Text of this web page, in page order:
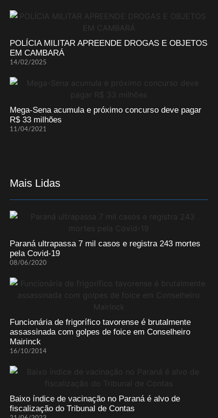
POLÍCIA MILITAR APREENDE DROGAS E OBJETOS
EM CAMBARÁ
14/02/2025
Mega-Sena acumula e próximo concurso deve pagar
R$ 33 milhões
11/04/2021
Mais Lidas
Paraná ultrapassa 7 mil casos e registra 243 mortes
pela Covid-19
08/06/2020
Funcionária de frigorífico tavorense é brutalmente
assassinada com golpes de foice em Conselheiro
Mairinck
16/10/2014
Baixo índice de vacinação no Paraná é alvo de
fiscalização do Tribunal de Contas